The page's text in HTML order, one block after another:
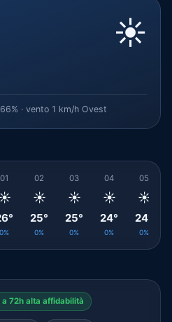
☀️
· vento 1 km/h Ovest
01
0%
02
☀️
25°
0%
03
☀️
25°
0%
04
☀️
24°
0%
05
☀️
24°
0%
72h alta affidabilità